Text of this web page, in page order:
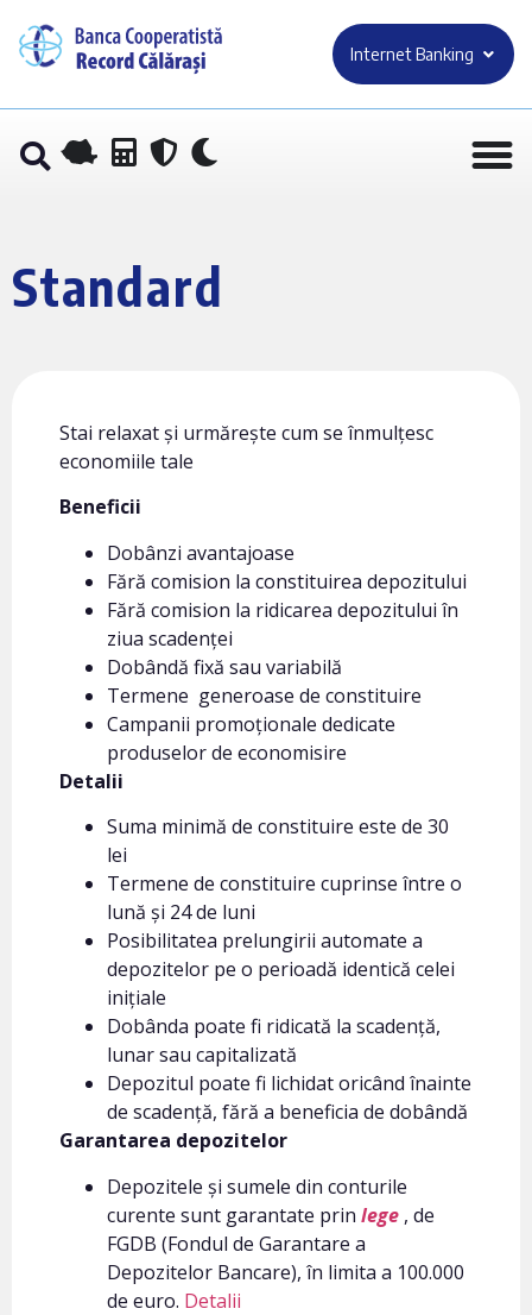
Internet Banking
Standard
Stai relaxat și urmărește cum se înmulțesc
economiile tale
Beneficii
Dobânzi avantajoase
Fără comision la constituirea depozitului
Fără comision la ridicarea depozitului în
ziua scadenței
Dobândă fixă sau variabilă
Termene generoase de constituire
Campanii promoționale dedicate
produselor de economisire
Detalii
Suma minimă de constituire este de 30
lei
Termene de constituire cuprinse între o
lună și 24 de luni
Posibilitatea prelungirii automate a
depozitelor pe o perioadă identică celei
inițiale
Dobânda poate fi ridicată la scadență,
lunar sau capitalizată
Depozitul poate fi lichidat oricând înainte
de scadență, fără a beneficia de dobândă
Garantarea depozitelor
Depozitele și sumele din conturile
curente sunt garantate prin lege , de
FGDB (Fondul de Garantare a
Depozitelor Bancare), în limita a 100.000
de euro. Detalii